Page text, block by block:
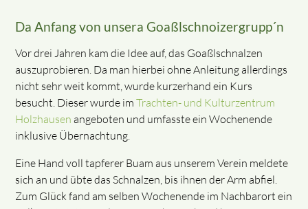
Da Anfang von unsera Goaßlschnoizergrupp´n
Vor drei Jahren kam die Idee auf, das Goaßlschnalzen
auszuprobieren. Da man hierbei ohne Anleitung allerdings
nicht sehr weit kommt, wurde kurzerhand ein Kurs
besucht. Dieser wurde imTrachten- und Kulturzentrum
Holzhausenangeboten und umfasste ein Wochenende
inklusive Übernachtung.
Eine Hand voll tapferer Buam aus unserem Verein meldete
sich an und übte das Schnalzen, bis ihnen der Arm abfiel.
Zum Glück fand am selben Wochenende im Nachbarort ein